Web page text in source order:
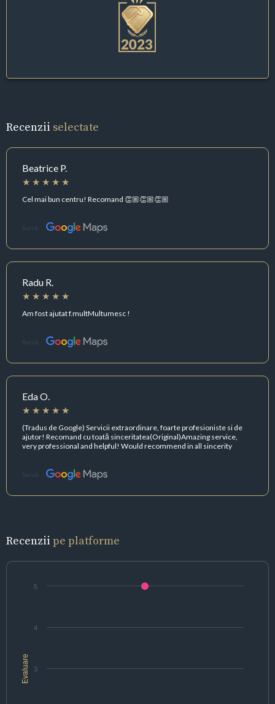
Recenzii selectate
Beatrice P.
Cel mai bun centru! Recomand 👏🏼👏🏼👏🏼
Sursă:
Radu R.
Am fost ajutat f.multMultumesc !
Sursă:
Eda O.
(Tradus de Google) Servicii extraordinare, foarte profesioniste si de
ajutor! Recomand cu toată sinceritatea(Original)Amazing service,
very professional and helpful! Would recommend in all sincerity
Sursă:
Recenzii pe platforme
Evaluare 3
4
5